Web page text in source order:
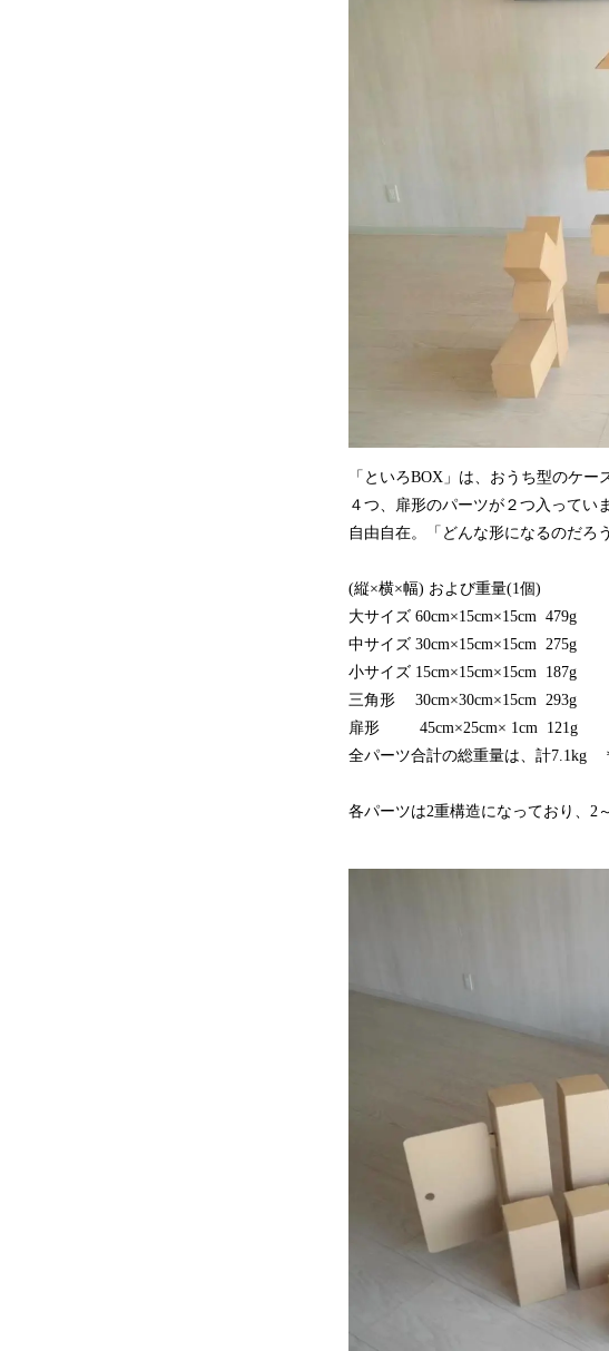
「といろBOX」は、おうち型のケ
４つ、扉形のパーツが２つ入ってい
自由自在。「どんな形になるのだろ
(縦×横×幅) および重量(1個)
大サイズ 60cm×15cm×15cm 479g
中サイズ 30cm×15cm×15cm 275g
小サイズ 15cm×15cm×15cm 187g
三角形 30cm×30cm×15cm 293g
扉形 45cm×25cm× 1cm 121g
全パーツ合計の総重量は、計7.1kg
各パーツは2重構造になっており、2